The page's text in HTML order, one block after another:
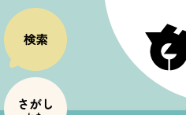
ー
ジ
の
先
頭
ニ
ュ
ー
を
飛